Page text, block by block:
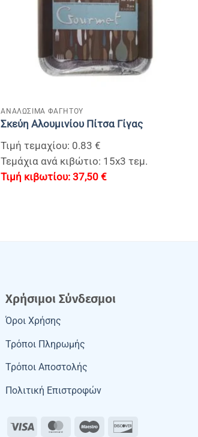
ΑΝΑΛΩΣΙΜΑ ΦΑΓΗΤΟΥ
Σκεύη Αλουμινίου Πίτσα Γίγας
Τιμή τεμαχίου: 0.83 €
Τεμάχια ανά κιβώτιο: 15x3 τεμ.
37,50€
Χρήσιμοι Σύνδεσμοι
Όροι Χρήσης
Τρόποι Πληρωμής
Τρόποι Αποστολής
Πολιτική Επιστροφών
Visa MasterCardMaestro